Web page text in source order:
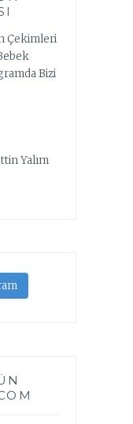
Çekimleri
Bizi
Yalım